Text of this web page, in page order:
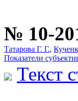
№ 10-
Татарова Г. Г.,
Показатели
Текст